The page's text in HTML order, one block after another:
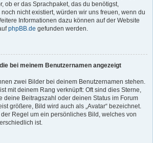
ob er das Sprachpaket, das du benötigst,
nicht existiert, würden wir uns freuen, wenn du
Informationen dazu können auf der Website
phpBB.de gefunden werden.
bei meinem Benutzernamen angezeigt
zwei Bilder bei deinem Benutzernamen stehen.
mit deinem Rang verknüpft: Oft sind dies Sterne,
deine Beitragszahl oder deinen Status im Forum
größere, Bild wird auch als „Avatar“ bezeichnet.
Regel um ein persönliches Bild, welches von
ist.